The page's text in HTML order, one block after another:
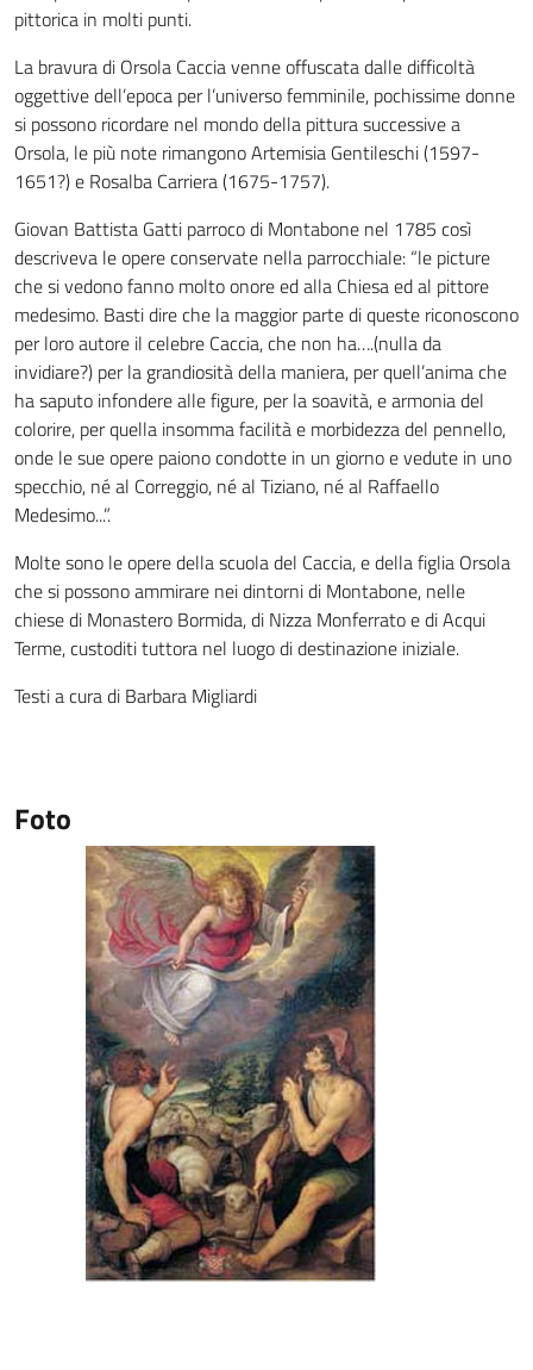
pittorica in molti punti.
La bravura di Orsola Caccia venne offuscata dalle difficoltà
oggettive dell’epoca per l’universo femminile, pochissime donne
si possono ricordare nel mondo della pittura successive a
Orsola, le più note rimangono Artemisia Gentileschi (1597-
1651?) e Rosalba Carriera (1675-1757).
Giovan Battista Gatti parroco di Montabone nel 1785 così
descriveva le opere conservate nella parrocchiale: “le picture
che si vedono fanno molto onore ed alla Chiesa ed al pittore
medesimo. Basti dire che la maggior parte di queste riconoscono
per loro autore il celebre Caccia, che non ha….(nulla da
invidiare?) per la grandiosità della maniera, per quell’anima che
ha saputo infondere alle figure, per la soavità, e armonia del
colorire, per quella insomma facilità e morbidezza del pennello,
onde le sue opere paiono condotte in un giorno e vedute in uno
specchio, né al Correggio, né al Tiziano, né al Raffaello
Medesimo...”.
Molte sono le opere della scuola del Caccia, e della figlia Orsola
che si possono ammirare nei dintorni di Montabone, nelle
chiese di Monastero Bormida, di Nizza Monferrato e di Acqui
Terme, custoditi tuttora nel luogo di destinazione iniziale.
Testi a cura di Barbara Migliardi
Foto